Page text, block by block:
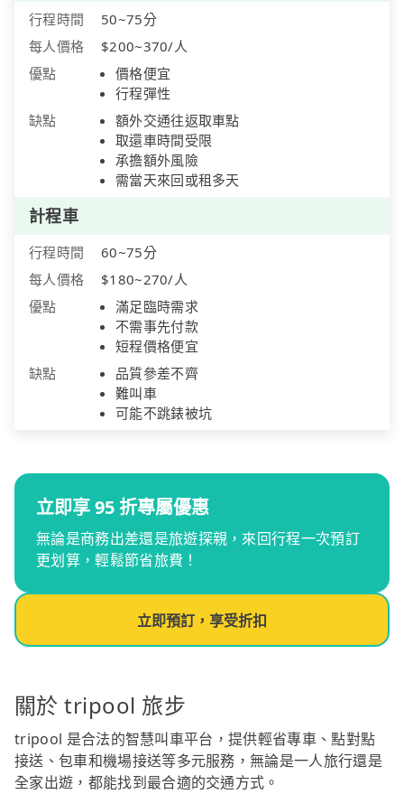
行程時間
50~75分
每人價格
$200~370/人
優點
價格便宜
行程彈性
缺點
額外交通往返取車點
取還車時間受限
承擔額外風險
需當天來回或租多天
計程車
行程時間
60~75分
每人價格
$180~270/人
優點
滿足臨時需求
不需事先付款
短程價格便宜
缺點
品質參差不齊
難叫車
可能不跳錶被坑
立即享 95 折專屬優惠
無論是商務出差還是旅遊探親，來回行程一次預訂
更划算，輕鬆節省旅費！
立即預訂，享受折扣
關於 tripool 旅步
tripool 是合法的智慧叫車平台，提供輕省專車、點對點
接送、包車和機場接送等多元服務，無論是一人旅行還是
全家出遊，都能找到最合適的交通方式。